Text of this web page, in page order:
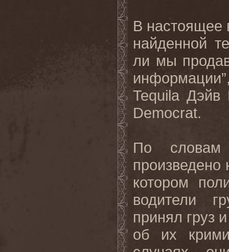
В настоящее
найденной
ли мы
Tequila Дэйв
Democrat.
По
произведено
котором
водители
принял груз
об их